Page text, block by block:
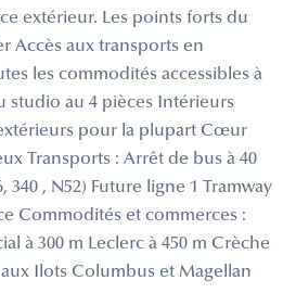
extérieur. Les points forts du
Accès aux transports en
les commodités accessibles à
studio au 4 pièces Intérieurs
pour la plupart Cœur
Transports : Arrêt de bus à 40
340 , N52) Future ligne 1 Tramway
Commodités et commerces :
à 300 m Leclerc à 450 m Crèche
Ilots Columbus et Magellan